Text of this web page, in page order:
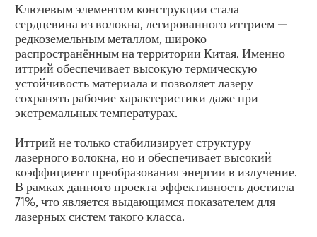
Ключевым элементом конструкции стала
сердцевина из волокна, легированного иттрием —
редкоземельным металлом, широко
распространённым на территории Китая. Именно
иттрий обеспечивает высокую термическую
устойчивость материала и позволяет лазеру
сохранять рабочие характеристики даже при
экстремальных температурах.
Иттрий не только стабилизирует структуру
лазерного волокна, но и обеспечивает высокий
коэффициент преобразования энергии в излучение.
В рамках данного проекта эффективность достигла
71%, что является выдающимся показателем для
лазерных систем такого класса.